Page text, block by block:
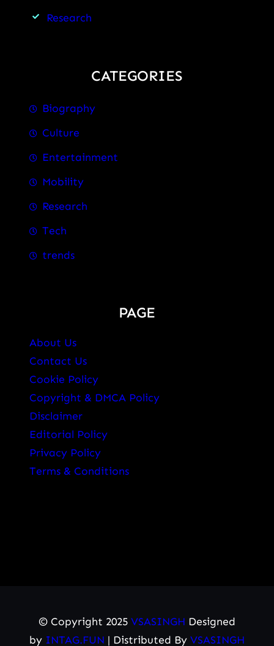
Research
CATEGORIES
Biography
Culture
Entertainment
Mobility
Research
Tech
trends
PAGE
About Us
Contact Us
Cookie Policy
Copyright & DMCA Policy
Disclaimer
Editorial Policy
Privacy Policy
Terms & Conditions
© Copyright 2025 VSASINGH Designed
by INTAG.FUN | Distributed By VSASINGH